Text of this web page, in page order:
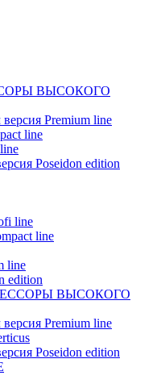
ВЫСОКОГО
Premium line
line
Poseidon edition
line
line
line
edition
ВЫСОКОГО
Premium line
Poseidon edition